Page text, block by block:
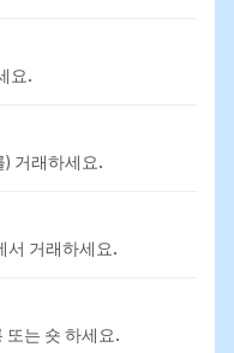
요.
거래하세요.
서 거래하세요.
또는 숏 하세요.